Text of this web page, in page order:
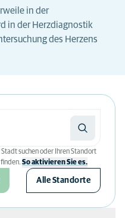
in der
in der Herzdiagnostik
des Herzens
suchen oder Ihren Standort
So aktivieren Sie es.
Alle Standorte